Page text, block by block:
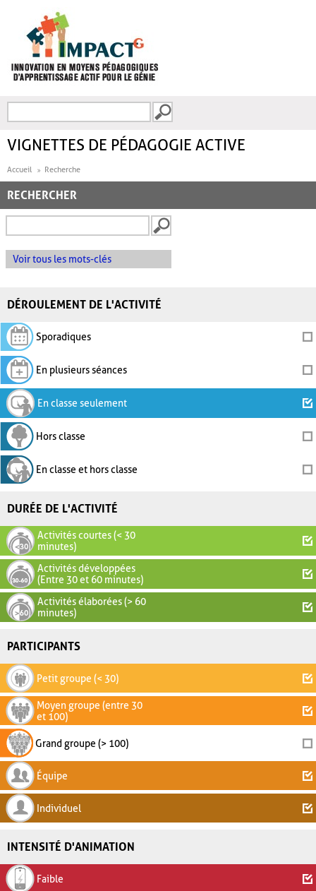
FORMULAIRE DE
VIGNETTES DE PÉDAGOGIE ACTIVE
Accueil Recherche
RECHERCHER
Voir tous les mots-clés
DÉROULEMENT DE L'ACTIVITÉ
Sporadiques
En plusieurs séances
En classe seulement
Hors classe
En classe et hors classe
DURÉE DE L'ACTIVITÉ
Activités courtes (< 30
minutes)
Activités développées
(Entre 30 et 60 minutes)
Activités élaborées (> 60
minutes)
PARTICIPANTS
Petit groupe (< 30)
Moyen groupe (entre 30
et 100)
Grand groupe (> 100)
Équipe
Individuel
INTENSITÉ D'ANIMATION
Faible